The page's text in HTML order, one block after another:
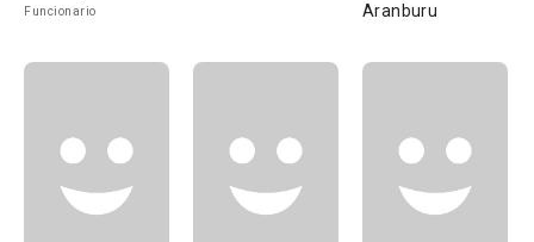
Funcionario
Aranburu